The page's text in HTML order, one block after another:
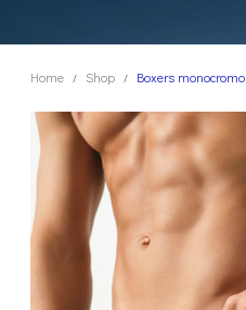
Home / Shop / Boxers monocromo